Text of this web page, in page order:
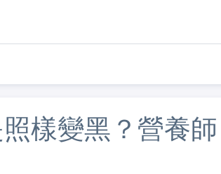
樣變黑？營養